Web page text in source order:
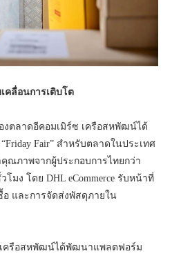
คลื่อนการเติบโต
งตลาดอีคอมเมิร์ซ เครือสหพัฒน์ได้
Fair” สำหรับตลาดในประเทศ
ณภาพจากผู้ประกอบการไทยกว่า
โมง โดย DHL eCommerce รับหน้าที่
และการจัดส่งพัสดุภายใน
เครือสหพัฒน์ได้พัฒนาแพลตฟอร์ม